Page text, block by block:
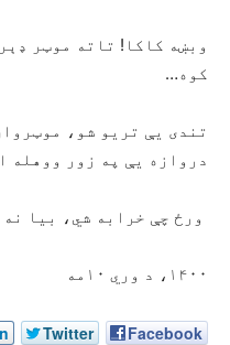
وبښه کاکا! تاته موټر
کوه…
تندی یې تریو شو،
دروازه یې په زور ووهله
ورځ چې خرابه شي، بیا
۱۴۰۰، د وري ۱۰مه
Facebook
Twitter